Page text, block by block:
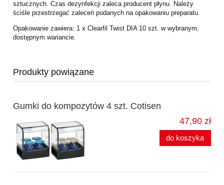
sztucznych. Czas dezynfekcji zaleca producent płynu. Należy
ściśle przestrzegać zaleceń podanych na opakowaniu preparatu.
Opakowanie zawiera: 1 x Clearfil Twist DIA 10 szt. w wybranym,
dostępnym wariancie.
Produkty powiązane
Gumki do kompozytów 4 szt. Cotisen
47,90 zł
do koszyka